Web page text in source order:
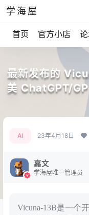
学海屋
首页 官方小店
最新发布的
美 ChatGPT/
AI 23年4月18日
嘉文
学海屋唯一管理员
Vicuna-13B是一个